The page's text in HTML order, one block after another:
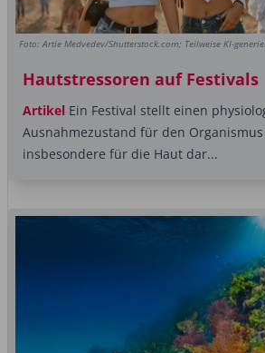
Foto: Artie Medvedev/Shutterstock.com; Teilweise KI-
Hautstressoren auf Festivals
Artikel Ein Festival stellt einen
Ausnahmezustand für den
insbesondere für die Haut dar...